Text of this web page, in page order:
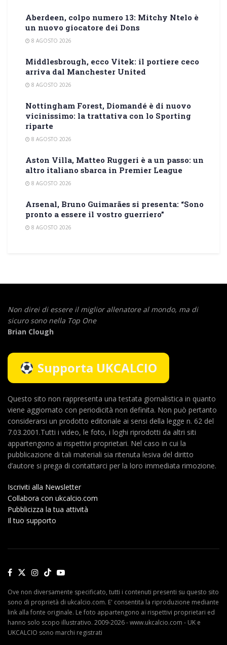
Aberdeen, colpo numero 13: Mitchy Ntelo è
un nuovo giocatore dei Dons
8 AGOSTO 2026
Middlesbrough, ecco Vitek: il portiere ceco
arriva dal Manchester United
8 AGOSTO 2026
Nottingham Forest, Diomandé è di nuovo
vicinissimo: la trattativa con lo Sporting
riparte
8 AGOSTO 2026
Aston Villa, Matteo Ruggeri è a un passo: un
altro italiano sbarca in Premier League
8 AGOSTO 2026
Arsenal, Bruno Guimarães si presenta: “Sono
pronto a essere il vostro guerriero”
8 AGOSTO 2026
Non direi di essere il miglior allenatore al mondo, ma di
sicuro sono nella Top One
Brian Clough
Supporta UKCALCIO
Questo sito non rappresenta una testata giornalistica in quanto
viene aggiornato con periodicità non definita. Non può pertanto
considerarsi un prodotto editoriale ai sensi della legge n. 62 del
7.03.2001.Tutti i video, le foto, i loghi riprodotti da altri siti
appartengono ai rispettivi proprietari. Nel caso in cui la
pubblicazione di tali materiali sia ritenuta lesiva del diritto
d’autore si prega di contattarci per la loro immediata rimozione.
Iscriviti alla Newsletter
Collabora con ukcalcio.com
Pubblicizza la tua attività
Il tuo supporto
Ove non diversamente specificato, tutti i contenuti presenti su questo sito
sono di proprietà di ukcalcio.com. E' consentita la riproduzione mediante
link alla fonte originale. Le foto appartengono ai rispettivi proprietari ed
hanno solo scopo illustrativo. 2009-2026 - www.ukcalcio.com - UK e
UKCALCIO sono marchi registrati